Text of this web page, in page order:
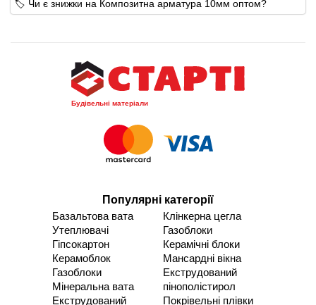
🏷️ Чи є знижки на Композитна арматура 10мм оптом?
Будівельні матеріали
Популярні категорії
Базальтова вата
Утеплювачі
Гіпсокартон
Керамоблок
Газоблоки
Мінеральна вата
Екструдований
Клінкерна цегла
Газоблоки
Керамічні блоки
Мансардні вікна
Екструдований
пінополістирол
Покрівельні плівки